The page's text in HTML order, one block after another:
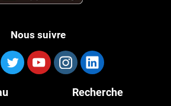
Nous suivre
Recherche